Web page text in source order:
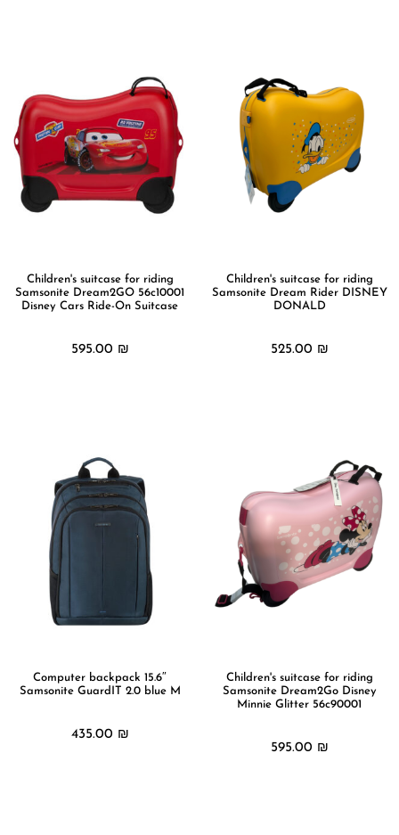
Children's suitcase for riding
Samsonite Dream Rider DISNEY
DONALD
525.00 ₪
Children's suitcase for riding
Samsonite Dream2GO 56c10001
Disney Cars Ride-On Suitcase
595.00 ₪
Children's suitcase for riding
Samsonite Dream2Go Disney
Minnie Glitter 56c90001
595.00 ₪
Computer backpack 15.6″
Samsonite GuardIT 2.0 blue M
435.00 ₪